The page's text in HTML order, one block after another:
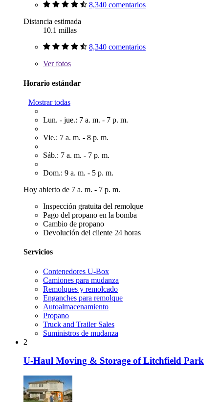
8,340 comentarios
Distancia estimada
10.1 millas
8,340 comentarios
Verfotos
Horario estándar
Mostrar todas
Lun. - jue.: 7 a. m. - 7 p. m.
Vie.: 7 a. m. - 8 p. m.
Sáb.: 7 a. m. - 7 p. m.
Dom.: 9 a. m. - 5 p. m.
Hoy abierto de 7 a. m. - 7 p. m.
Inspección gratuita del remolque
Pago del propano en la bomba
Cambio de propano
Devolución del cliente 24 horas
Servicios
Contenedores U-Box
Camiones para mudanza
Remolques y remolcado
Enganches para remolque
Autoalmacenamiento
Propano
Truck and Trailer Sales
Suministros de mudanza
2
U-Haul Moving & Storage of Litchfield Park